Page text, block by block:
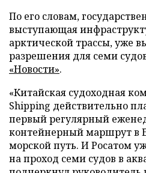
По его словам,
выступающая
арктической трассы, уже
разрешения для семи
«Новости».
«Китайская судоходная
Shipping действительно
первый регулярный
контейнерный маршрут в
морской путь. И Росатом
на проход семи судов в